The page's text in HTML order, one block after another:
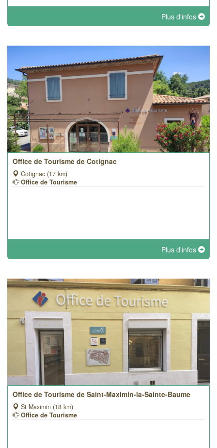
Plus d'infos
Office de Tourisme de Cotignac
Cotignac (17 km)
Office de Tourisme
Plus d'infos
Office de Tourisme de Saint-Maximin-la-Sainte-Baume
St Maximin (18 km)
Office de Tourisme